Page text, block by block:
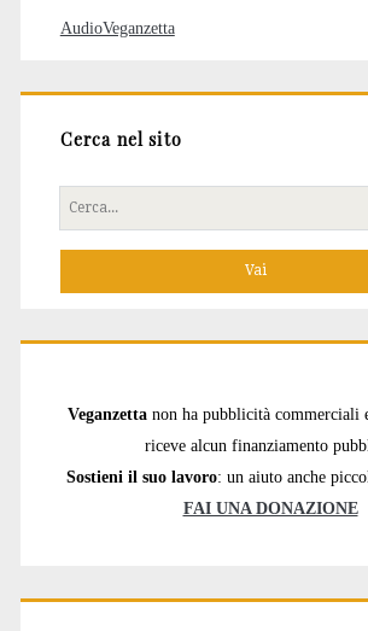
AudioVeganzetta
Cerca nel sito
Cerca
per:
Veganzetta non ha pubblicità commerciali
riceve alcun finanziamento
Sostieni il suo lavoro: un aiuto anche
FAI UNA DONAZIONE